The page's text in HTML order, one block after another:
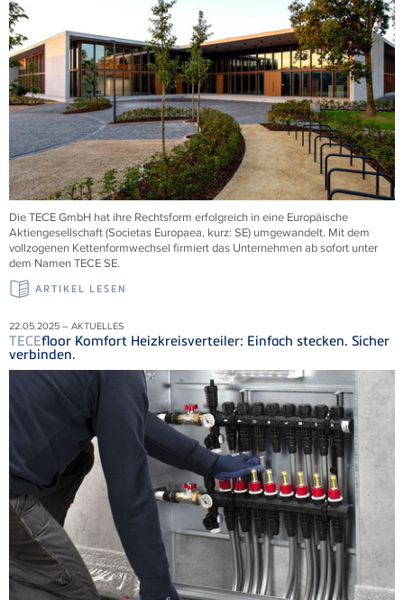
DieTECEGmbH hat ihre Rechtsform erfolgreich in eine Europäische
Aktiengesellschaft (Societas Europaea, kurz: SE) umgewandelt. Mit dem
vollzogenen Kettenformwechsel firmiert das Unternehmen ab sofort unter
dem NamenTECESE.
ARTIKEL LESEN
22.05.2025 – AKTUELLES
TECEfloor Komfort Heizkreisverteiler: Einfach stecken. Sicher
verbinden.